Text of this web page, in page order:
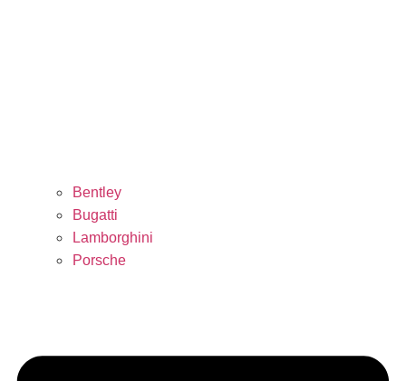
Bentley
Bugatti
Lamborghini
Porsche